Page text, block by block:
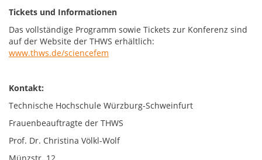
Tickets und Informationen
Das vollständige Programm sowie Tickets zur Konferenz sind
auf der Website der THWS erhältlich:
www.thws.de/sciencefem
Kontakt:
Technische Hochschule Würzburg-Schweinfurt
Frauenbeauftragte der THWS
Prof. Dr. Christina Völkl-Wolf